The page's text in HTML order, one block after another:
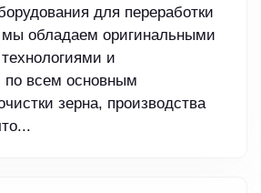
для переработки
мы обладаем оригинальными
и
по всем основным
зерна, производства